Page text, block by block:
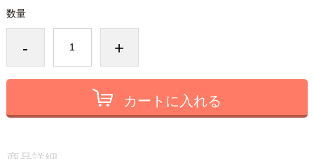
数量
- +
カートに入れる